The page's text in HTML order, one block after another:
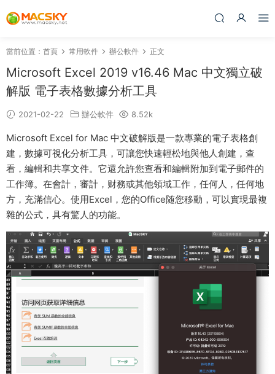
當前位置： 首頁 常用軟件 辦公軟件 正文
Microsoft Excel 2019 v16.46 Mac 中文獨立破
解版 電子表格數據分析工具
2021-02-22 辦公軟件 8.52k
Microsoft Excel for Mac 中文破解版是一款專業的電子表格創
建，數據可視化分析工具，可讓您快速輕松地與他人創建，查
看，編輯和共享文件。它還允許您查看和編輯附加到電子郵件的
工作簿。在會計，審計，财務或其他領域工作，任何人，任何地
方，充滿信心。使用Excel，您的Office随您移動，可以實現最複
雜的公式，具有驚人的功能。